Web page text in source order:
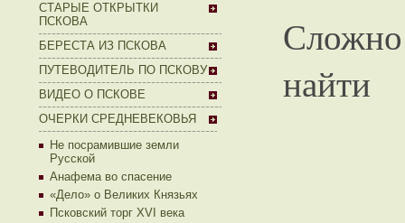
СТАРЫЕ ОТКРЫТКИ
ПСКОВА
БЕРЕСТА ИЗ ПСКОВА
ПУТЕВОДИТЕЛЬ ПО ПСКОВУ
ВИДЕО О ПСКОВЕ
ОЧЕРКИ СРЕДНЕВЕКОВЬЯ
Не посрамившие земли
Русской
Анафема во спасение
«Дело» о Великих Князьях
Псковский торг XVI века
Сложно
найти